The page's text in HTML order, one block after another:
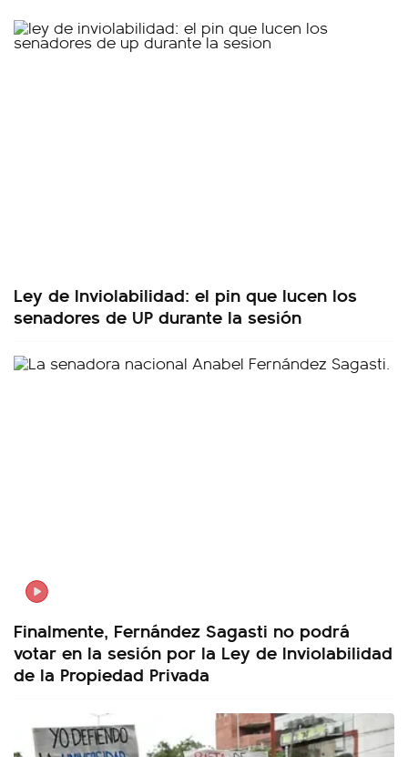
Ley de Inviolabilidad: el pin que lucen los
senadores de UP durante la sesión
Finalmente, Fernández Sagasti no podrá
votar en la sesión por la Ley de Inviolabilidad
de la Propiedad Privada